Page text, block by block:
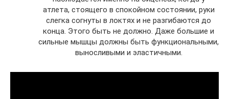
атлета, стоящего в спокойном состоянии, руки
слегка согнуты в локтях и не разгибаются до
конца. Этого быть не должно. Даже большие и
сильные мышцы должны быть функциональными,
выносливыми и эластичными.